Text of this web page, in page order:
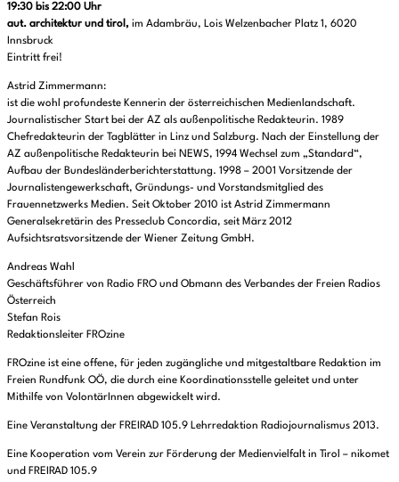
19:30 bis 22:00 Uhr
aut. architektur und tirol, im Adambräu, Lois Welzenbacher Platz 1, 6020
Innsbruck
Eintritt frei!
Astrid Zimmermann:
ist die wohl profundeste Kennerin der österreichischen Medienlandschaft.
Journalistischer Start bei der AZ als außenpolitische Redakteurin. 1989
Chefredakteurin der Tagblätter in Linz und Salzburg. Nach der Einstellung der
AZ außenpolitische Redakteurin bei NEWS, 1994 Wechsel zum „Standard“,
Aufbau der Bundesländerberichterstattung. 1998 – 2001 Vorsitzende der
Journalistengewerkschaft, Gründungs- und Vorstandsmitglied des
Frauennetzwerks Medien. Seit Oktober 2010 ist Astrid Zimmermann
Generalsekretärin des Presseclub Concordia, seit März 2012
Aufsichtsratsvorsitzende der Wiener Zeitung GmbH.
Andreas Wahl
Geschäftsführer von Radio FRO und Obmann des Verbandes der Freien Radios
Österreich
Stefan Rois
Redaktionsleiter FROzine
FROzine ist eine offene, für jeden zugängliche und mitgestaltbare Redaktion im
Freien Rundfunk OÖ, die durch eine Koordinationsstelle geleitet und unter
Mithilfe von VolontärInnen abgewickelt wird.
Eine Veranstaltung der FREIRAD 105.9 Lehrredaktion Radiojournalismus 2013.
Eine Kooperation vom Verein zur Förderung der Medienvielfalt in Tirol – nikomet
und FREIRAD 105.9